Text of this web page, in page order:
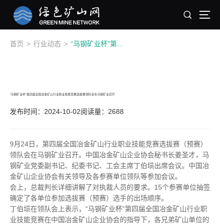
首页 > 行业动态 >
“马钢矿业杯”第四届全国冶金矿山行业职业技能竞赛选拔赛领队会在马钢矿业召开
发布时间：2024-10-02阅读量：2688
9月24日，第四届全国冶金矿山行业职业技能竞赛选拔赛（预赛）
领队会在马钢矿业召开。中国冶金矿山企业协会秘书长姜圣才，马
钢矿业党委副书记、纪委书记、工会主席丁伯埙出席会议。中国冶
金矿山企业协会有关领导及各参赛单位领队等参加会议。
会上，总裁判长详细讲解了对执裁人员的要求。15个参赛单位抽签
确定了各单位参加选拔赛（预赛）选手的出场顺序。
丁伯埙在领队会上表示，“马钢矿业杯”第四届全国冶金矿山行业职
业技能竞赛在中国冶金矿山企业协会的指导下，各兄弟矿山单位的